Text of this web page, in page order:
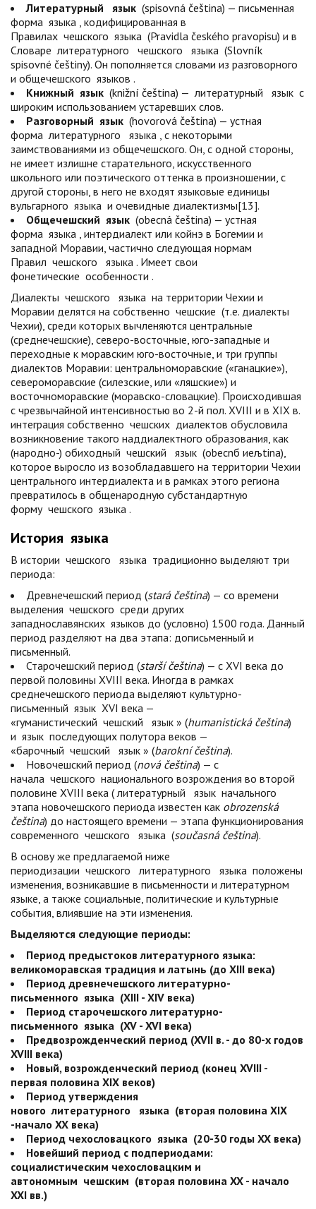
Литературный
язык (spisovná čeština) — письменная
форма языка , кодифицированная в
Правилах чешского языка (Pravidla českého pravopisu) и в
Словаре литературного чешского языка (Slovník
spisovné češtiny). Он пополняется словами из разговорного
и общечешского языков .
Книжный язык (knižní čeština) — литературный язык с
широким использованием устаревших слов.
Разговорный язык (hovorová čeština) — устная
форма литературного языка , с некоторыми
заимствованиями из общечешского. Он, с одной стороны,
не имеет излишне старательного, искусственного
школьного или поэтического оттенка в произношении, с
другой стороны, в него не входят языковые единицы
вульгарного языка и очевидные диалектизмы[13].
Общечешский язык (obecná čeština) — устная
форма языка , интердиалект или койнэ в Богемии и
западной Моравии, частично следующая нормам
Правил чешского языка . Имеет свои
фонетические особенности .
Диалекты чешского языка на территории Чехии и
Моравии делятся на собственно чешские (т.е. диалекты
Чехии), среди которых вычленяются центральные
(среднечешские), северо-восточные, юго-западные и
переходные к моравским юго-восточные, и три группы
диалектов Моравии: центральноморавские («ганацкие»),
североморавские (силезские, или «ляшские») и
восточноморавские (моравско-словацкие). Происходившая
с чрезвычайной интенсивностью во 2-й пол. XVIII и в XIX в.
интеграция собственно чешских диалектов обусловила
возникновение такого наддиалектного образования, как
(народно-) обиходный чешский язык (obecnб иeљtina),
которое выросло из возобладавшего на территории Чехии
центрального интердиалекта и в рамках этого региона
превратилось в общенародную субстандартную
форму чешского языка .
История языка
В истории чешского языка традиционно выделяют три
периода:
Древнечешский период (stará čeština) — со времени
выделения чешского среди других
западнославянских языков до (условно) 1500 года. Данный
период разделяют на два этапа: дописьменный и
письменный.
Старочешский период (starší čeština) — с XVI века до
первой половины XVIII века. Иногда в рамках
среднечешского периода выделяют культурно-
письменный язык XVI века —
«гуманистический чешский язык » (humanistická čeština)
и язык последующих полутора веков —
«барочный чешский язык » (barokní čeština).
Новочешский период (nová čeština) — с
начала чешского национального возрождения во второй
половине XVIII века (литературный язык начального
этапа новочешского периода известен как obrozenská
čeština) до настоящего времени — этапа функционирования
современного чешского языка (současná čeština).
В основу же предлагаемой ниже
периодизации чешского литературного языка положены
изменения, возникавшие в письменности и литературном
языке, а также социальные, политические и культурные
события, влиявшие на эти изменения.
Выделяются следующие периоды:
Период предыстоков литературного языка:
великоморавская традиция и латынь (до XIII века)
Период древнечешского литературно-
письменного языка (XIII - XIV века)
Период старочешского литературно-
письменного языка (XV - XVI века)
Предвозрожденческий период (XVII в. - до 80-х годов
XVIII века)
Новый, возрожденческий период (конец XVIII -
первая половина XIX веков)
Период утверждения
нового литературного языка (вторая половина XIX
-начало XX века)
Период чехословацкого языка (20-30 годы XX века)
Новейший период с подпериодами:
социалистическим чехословацким и
автономным чешским (вторая половина XX - начало
XXI вв.)